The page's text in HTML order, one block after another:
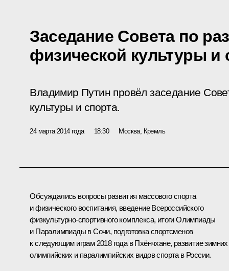
Заседание Совета по
физической культуры и
Владимир Путин провёл заседание
культуры и спорта.
24 марта 2014 года 18:30 Москва, Кремль
Обсуждались вопросы развития массового спорта
и физического воспитания, введение Всероссийского
физкультурно-спортивного комплекса, итоги Олимпиады
и Паралимпиады в Сочи, подготовка спортсменов
к следующим играм 2018 года в Пхёнчхане, развитие зимних
олимпийских и паралимпийских видов спорта в России.